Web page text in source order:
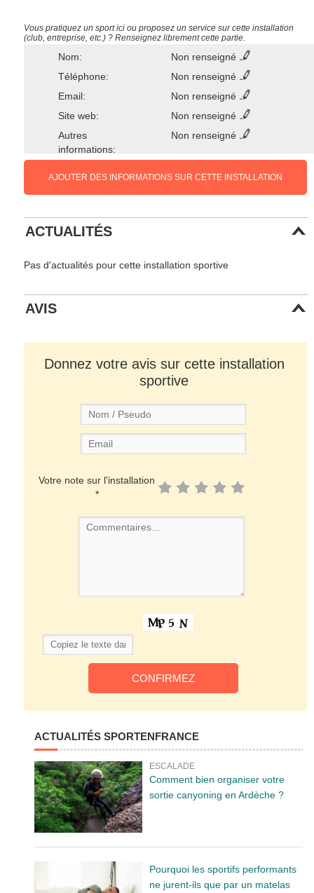
Vous pratiquez un sport ici ou proposez un service sur cette installation
(club, entreprise, etc.) ? Renseignez librement cette partie.
Nom:
Non renseigné
Téléphone:
Non renseigné
Email:
Non renseigné
Site web:
Non renseigné
Autres
informations:
Non renseigné
AJOUTER DES INFORMATIONS SUR CETTE INSTALLATION
ACTUALITÉS
Pas d'actualités pour cette installation sportive
AVIS
Donnez votre avis sur cette installation
sportive
Votre note sur l'installation
*
ACTUALITÉS SPORTENFRANCE
ESCALADE
Comment bien organiser votre
sortie canyoning en Ardèche ?
Pourquoi les sportifs performants
ne jurent-ils que par un matelas